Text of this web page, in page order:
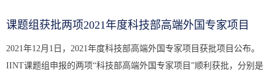
课题组获批两项2021年度科技部高端外国专家项目
2021年12月1日，2021年度科技部高端外国专家项目获批项目公布。
IINT课题组申报的两项“科技部高端外国专家项目”顺利获批，分别是